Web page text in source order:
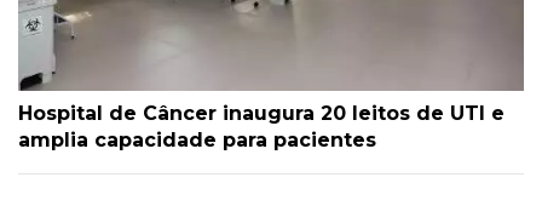
Hospital de Câncer inaugura 20 leitos de UTI e
amplia capacidade para pacientes